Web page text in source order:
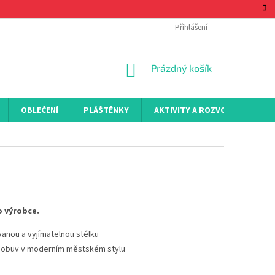
Přihlášení
NÁKUPNÍ
Prázdný košík
OBLEČENÍ PLÁŠTĚNKY AKTIVITY A ROZVOJ
výrobce.
a vyjímatelnou stélku
v moderním městském stylu